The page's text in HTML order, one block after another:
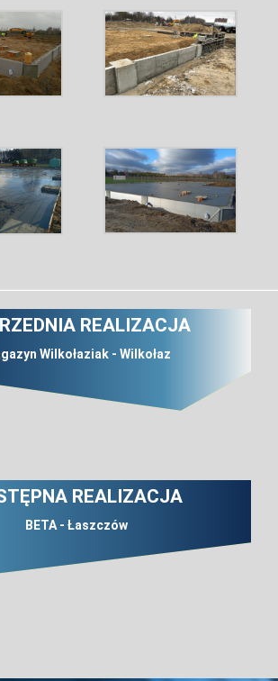
REALIZACJA
Wilkołaziak - Wilkołaz
REALIZACJA
BETA - Łaszczów